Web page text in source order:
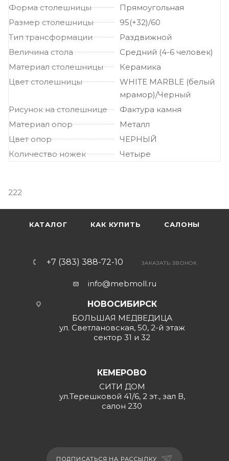
Форма столешницы
Прямоугольная
Размер столешницы
95(+32)/60
Тип трансформации
Раздвижной
Величина стола
Средний (4-6 человек)
Материал столешницы
Керамика
Цвет столешницы
WHITE MARBLE (белый
мрамор)/Черный
Рисунок на столешнице
Фактура камня
Материал опор
Металл
Цвет опор
ЧЕРНЫЙ
Количество ножек
Четыре
222
КАТАЛОГ КАК КУПИТЬ САЛОНЫ
+7 (383) 388-72-10 ЗАКАЗАТЬ ЗВОНОК
info@mebmoll.ru
НОВОСИБИРСК
БОЛЬШАЯ МЕДВЕДИЦА
ул. Светлановская, 50, 2-й этаж
сектор 31 и 32
КЕМЕРОВО
СИТИ ДОМ
ул.Терешковой 41/6, 2 эт., зал В,
салон 230
ПОДПИСАТЬСЯ НА РАССЫЛКУ